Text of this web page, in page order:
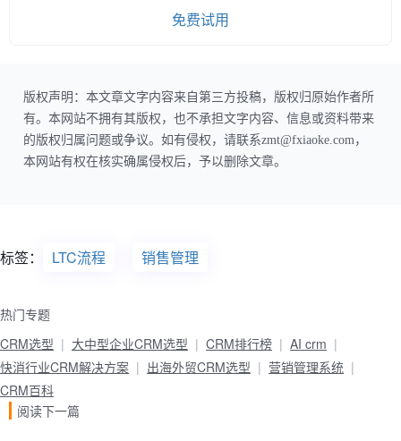
免费试用
版权声明：本文章文字内容来自第三方投稿，版权归原始作者所
有。本网站不拥有其版权，也不承担文字内容、信息或资料带来
的版权归属问题或争议。如有侵权，请联系zmt@fxiaoke.com，
本网站有权在核实确属侵权后，予以删除文章。
标签： LTC流程 销售管理
热门专题
CRM选型
大中型企业CRM选型 CRM排行榜
AI crm
快消行业CRM解决方案
出海外贸CRM选型
营销管理系统
CRM百科
阅读下一篇